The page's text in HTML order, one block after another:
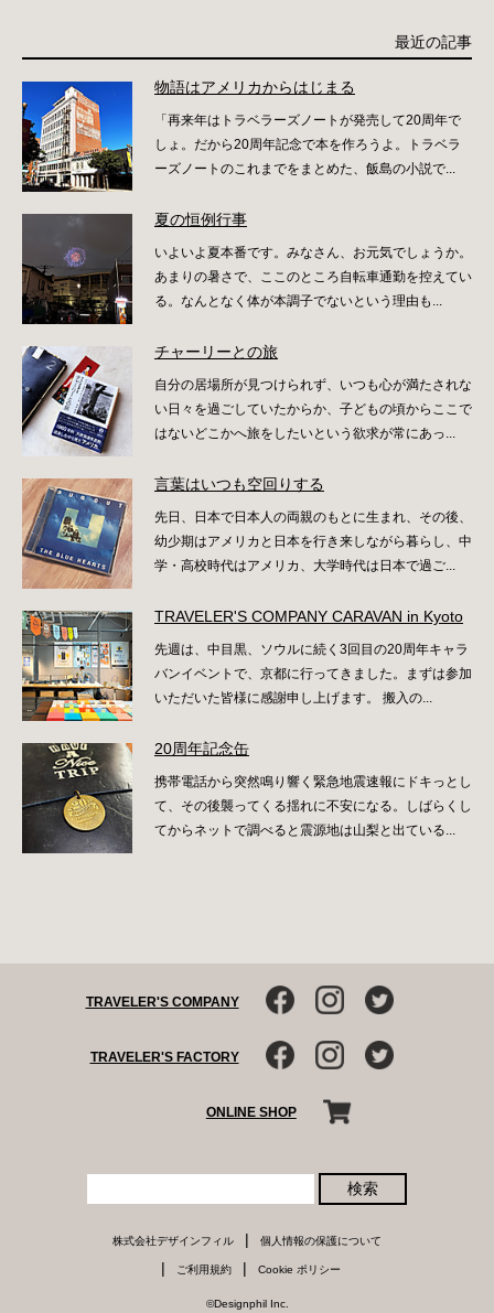
最近の記事
物語はアメリカからはじまる
「再来年はトラベラーズノートが発売して20周年で
しょ。だから20周年記念で本を作ろうよ。トラベラ
ーズノートのこれまでをまとめた、飯島の小説で...
夏の恒例行事
いよいよ夏本番です。みなさん、お元気でしょうか。
あまりの暑さで、ここのところ自転車通勤を控えてい
る。なんとなく体が本調子でないという理由も...
チャーリーとの旅
自分の居場所が見つけられず、いつも心が満たされな
い日々を過ごしていたからか、子どもの頃からここで
はないどこかへ旅をしたいという欲求が常にあっ...
言葉はいつも空回りする
先日、日本で日本人の両親のもとに生まれ、その後、
幼少期はアメリカと日本を行き来しながら暮らし、中
学・高校時代はアメリカ、大学時代は日本で過ご...
TRAVELER'S COMPANY CARAVAN in Kyoto
先週は、中目黒、ソウルに続く3回目の20周年キャラ
バンイベントで、京都に行ってきました。まずは参加
いただいた皆様に感謝申し上げます。 搬入の...
20周年記念缶
携帯電話から突然鳴り響く緊急地震速報にドキっとし
て、その後襲ってくる揺れに不安になる。しばらくし
てからネットで調べると震源地は山梨と出ている...
TRAVELER'S COMPANY
TRAVELER'S FACTORY
ONLINE SHOP
検索
株式会社デザインフィル | 個人情報の保護について
| ご利用規約 | Cookie ポリシー
©Designphil Inc.